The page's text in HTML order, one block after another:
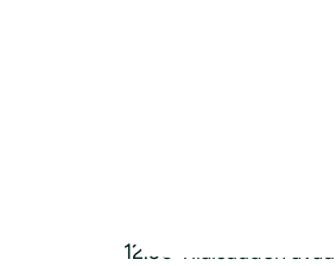
Kehityssuunta on
Eduskuntapuolueet
12.30 Tilaisuuden